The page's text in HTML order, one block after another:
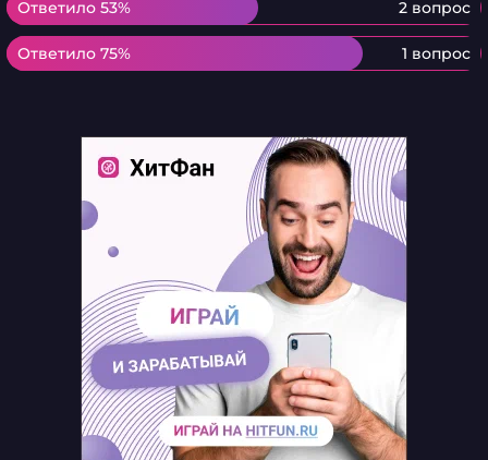
Ответило 53% 2 вопрос
Ответило 53%
Ответило 75% 1 вопрос
Ответило 75%